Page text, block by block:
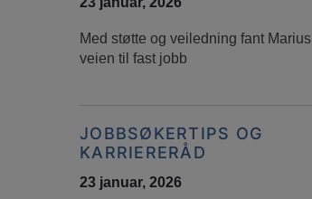
Med støtte og veiledning fant Marius
veien til fast jobb
JOBBSØKERTIPS OG
KARRIERERÅD
23 januar, 2026